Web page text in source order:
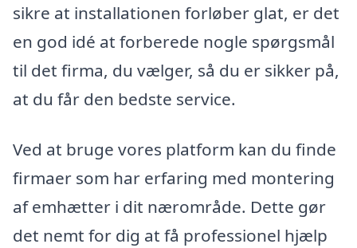
sikre at installationen forløber glat, er det
en god idé at forberede nogle spørgsmål
til det firma, du vælger, så du er sikker på,
at du får den bedste service.
Ved at bruge vores platform kan du finde
firmaer som har erfaring med montering
af emhætter i dit nærområde. Dette gør
det nemt for dig at få professionel hjælp